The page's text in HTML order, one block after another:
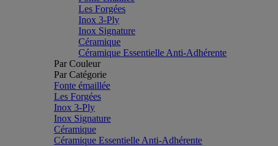
Les Forgées
Inox 3-Ply
Inox Signature
Céramique
Céramique Essentielle Anti-Adhérente
Par Couleur
Par Catégorie
Fonte émaillée
Les Forgées
Inox 3-Ply
Inox Signature
Céramique
Céramique Essentielle Anti-Adhérente